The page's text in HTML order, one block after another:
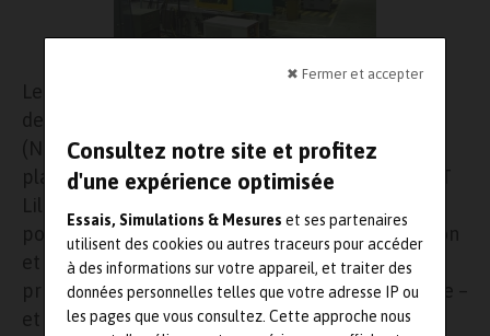
✖ Fermer et accepter
Consultez notre site et profitez
d'une expérience optimisée
Essais, Simulations & Mesures et ses partenaires
utilisent des cookies ou autres traceurs pour accéder
à des informations sur votre appareil, et traiter des
données personnelles telles que votre adresse IP ou
les pages que vous consultez. Cette approche nous
Le projet de recherche porte sur l’optimisation
des échangeurs thermiques. Baptisée NEO
(Numerical and Experimental Optimisation
platform), cette chaire est la 5e pilotée par l’IMT
Lille Douai et s’inscrit dans l’ADN de l’école. Elle
poursuit en effet un besoin industriel d’innovation
et concerne à la fois un domaine de recherche
prioritaire de l’école – l’optimisation énergétique –
et un secteur stratégique pour les Hauts-de-